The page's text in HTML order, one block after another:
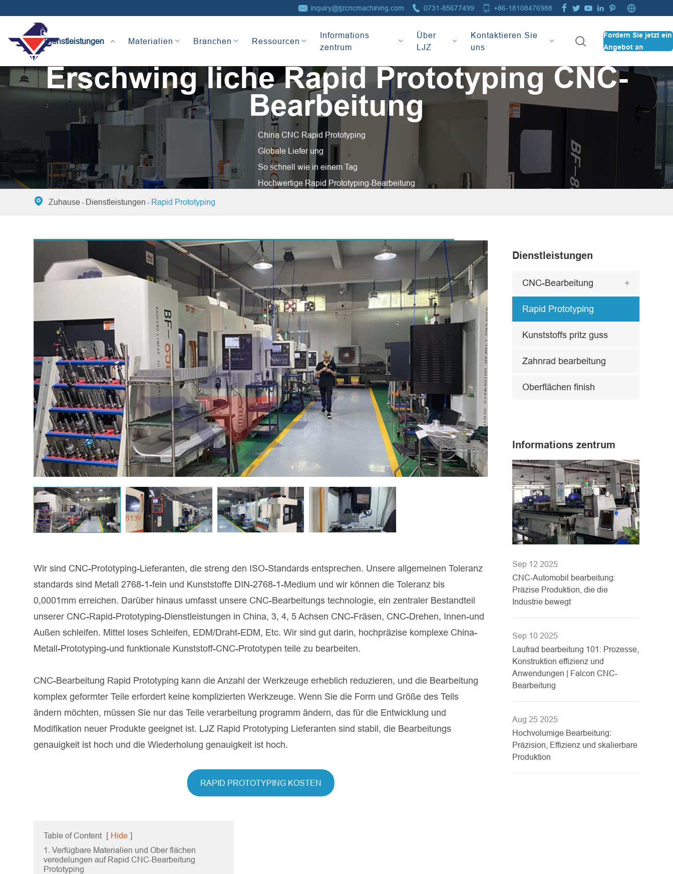
 inquiry@ljzcncmachining.com  0731-85677499  +86-18108476988      
Dienstleistungen
Materialien
Branchen Ressourcen
Informations
zentrum
Über
LJZ
Kontaktieren Sie
uns

Fordern Sie jetzt ein
Angebot an
Erschwing liche Rapid Prototyping CNC-
Bearbeitung
China CNC Rapid Prototyping
Globale Liefer ung
So schnell wie in einem Tag
Hochwertige Rapid Prototyping-Bearbeitung
 Zuhause Dienstleistungen Rapid Prototyping
Wir sind CNC-Prototyping-Lieferanten, die streng den ISO-Standards entsprechen. Unsere allgemeinen Toleranz
standards sind Metall 2768-1-fein und Kunststoffe DIN-2768-1-Medium und wir können die Toleranz bis
0,0001mm erreichen. Darüber hinaus umfasst unsere CNC-Bearbeitungs technologie, ein zentraler Bestandteil
unserer CNC-Rapid-Prototyping-Dienstleistungen in China, 3, 4, 5 Achsen CNC-Fräsen, CNC-Drehen, Innen-und
Außen schleifen. Mittel loses Schleifen, EDM/Draht-EDM, Etc. Wir sind gut darin, hochpräzise komplexe China-
Metall-Prototyping-und funktionale Kunststoff-CNC-Prototypen teile zu bearbeiten.
CNC-Bearbeitung Rapid Prototyping kann die Anzahl der Werkzeuge erheblich reduzieren, und die Bearbeitung
komplex geformter Teile erfordert keine komplizierten Werkzeuge. Wenn Sie die Form und Größe des Teils
ändern möchten, müssen Sie nur das Teile verarbeitung programm ändern, das für die Entwicklung und
Modifikation neuer Produkte geeignet ist. LJZ Rapid Prototyping Lieferanten sind stabil, die Bearbeitungs
genauigkeit ist hoch und die Wiederholung genauigkeit ist hoch.
RAPID PROTOTYPING KOSTEN
Table of Content [ Hide ]
1. Verfügbare Materialien und Ober flächen
veredelungen auf Rapid CNC-Bearbeitung
Prototyping
Dienstleistungen
CNC-Bearbeitung 
Rapid Prototyping
Kunststoffs pritz guss
Zahnrad bearbeitung
Oberflächen finish
Informations zentrum
Sep 12 2025
CNC-Automobil bearbeitung:
Präzise Produktion, die die
Industrie bewegt
Sep 10 2025
Laufrad bearbeitung 101: Prozesse,
Konstruktion effizienz und
Anwendungen | Falcon CNC-
Bearbeitung
Aug 25 2025
Hochvolumige Bearbeitung:
Präzision, Effizienz und skalierbare
Produktion